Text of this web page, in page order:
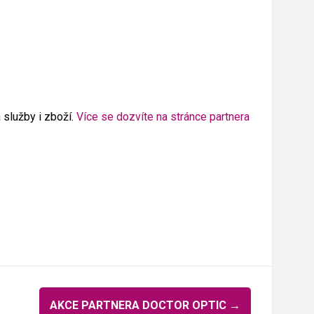
služby i zboží. Více se dozvíte na stránce partnera
AKCE PARTNERA DOCTOR OPTIC →